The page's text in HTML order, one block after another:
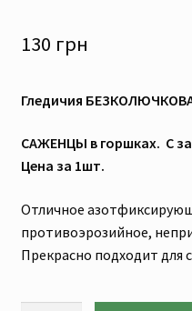
130 грн
Гледичия
САЖЕНЦЫ в горшках. С
Цена за 1шт.
Отличное
противоэрозийное,
Прекрасно подходит для